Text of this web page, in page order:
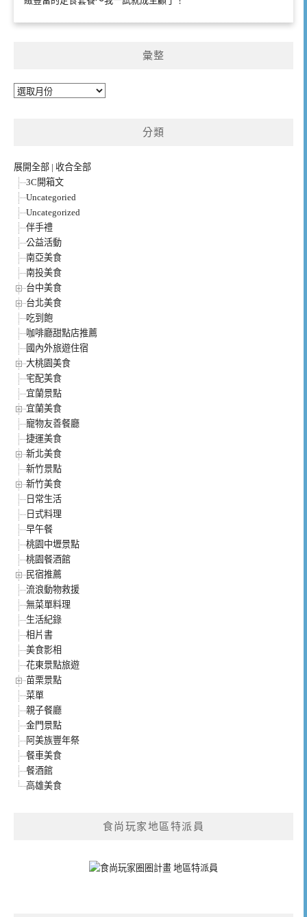
彙整
彙
分類
展開全部 | 收合全部
3C開箱文
Uncategoried
Uncategorized
伴手禮
公益活動
南亞美食
南投美食
台中美食
台北美食
吃到飽
咖啡廳甜點店推薦
國內外旅遊住宿
大桃園美食
宅配美食
宜蘭景點
宜蘭美食
寵物友善餐廳
捷運美食
新北美食
新竹景點
新竹美食
日常生活
日式料理
早午餐
桃園中壢景點
桃園餐酒館
民宿推薦
流浪動物救援
無菜單料理
生活紀錄
相片書
美食影相
花東景點旅遊
苗栗景點
菜單
親子餐廳
金門景點
阿美族豐年祭
餐車美食
餐酒館
高雄美食
食尚玩家地區特派員